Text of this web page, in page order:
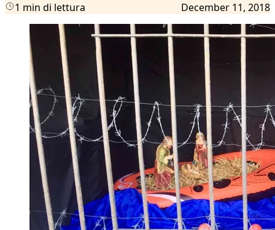
1 min di lettura December 11, 2018